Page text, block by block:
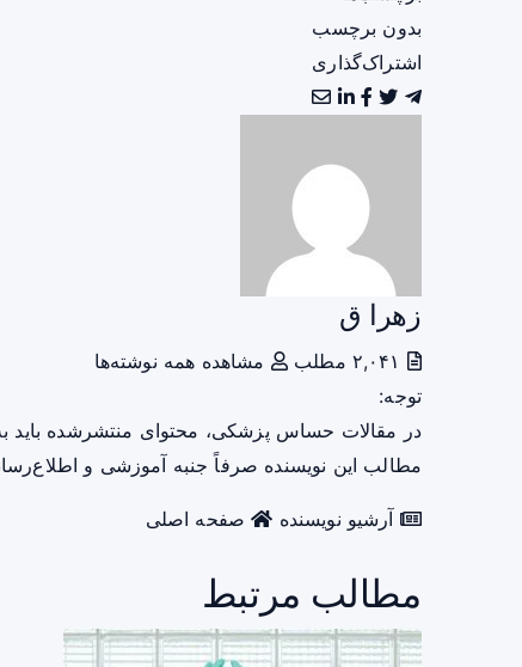
بدون برچسب
اشتراک‌گذاری
زهرا ق
مشاهده همه نوشته‌ها
توجه:
در مقالات حساس پزشکی، محتوای منتشرشده
مطالب این نویسنده صرفاً جنبه آموزشی و
آرشیو نویسنده صفحه اصلی
مطالب مرتبط